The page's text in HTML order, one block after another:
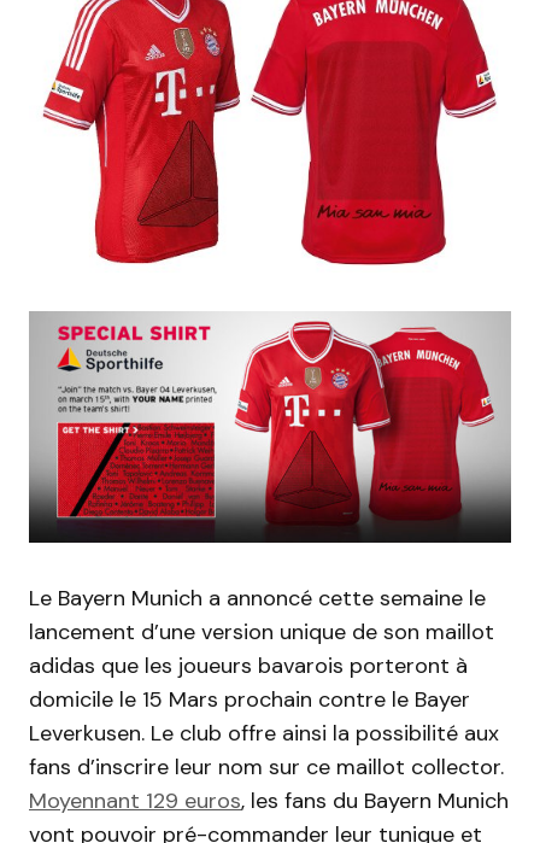
Le Bayern Munich a annoncé cette semaine le
lancement d’une version unique de son maillot
adidas que les joueurs bavarois porteront à
domicile le 15 Mars prochain contre le Bayer
Leverkusen. Le club offre ainsi la possibilité aux
fans d’inscrire leur nom sur ce maillot collector.
Moyennant 129 euros, les fans du Bayern Munich
vont pouvoir pré-commander leur tunique et